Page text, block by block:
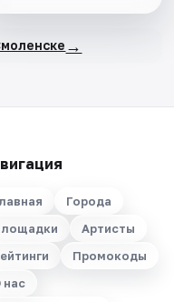
→
Города
Артисты
Промокоды
нас